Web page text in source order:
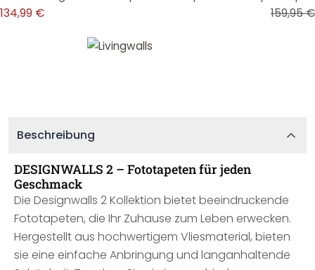
134,99 €
159,95 €
Beschreibung
DESIGNWALLS 2 – Fototapeten für jeden
Geschmack
Die Designwalls 2 Kollektion bietet beeindruckende
Fototapeten, die Ihr Zuhause zum Leben erwecken.
Hergestellt aus hochwertigem Vliesmaterial, bieten
sie eine einfache Anbringung und langanhaltende